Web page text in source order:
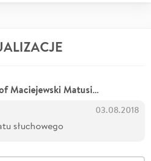
Agnieszka Krzysztof Maciejewski Matusiak
03.08.2018
słuchowego